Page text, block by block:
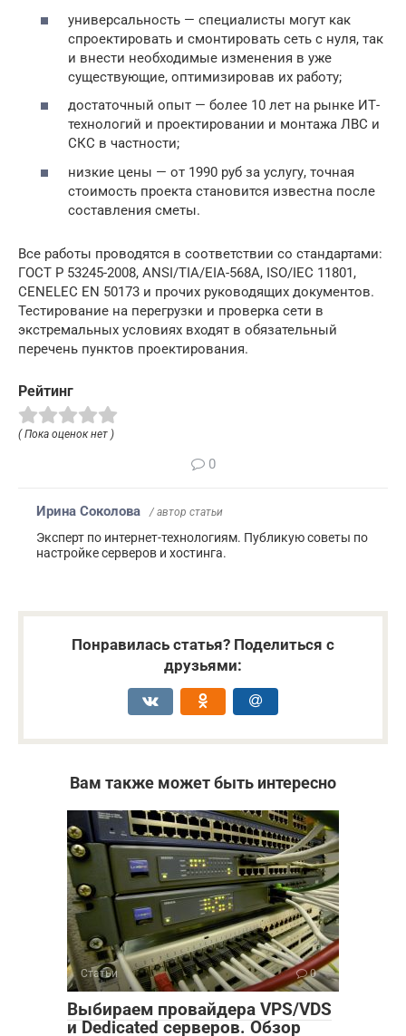
универсальность — специалисты могут как
спроектировать и смонтировать сеть с нуля, так
и внести необходимые изменения в уже
существующие, оптимизировав их работу;
достаточный опыт — более 10 лет на рынке ИТ-
технологий и проектировании и монтажа ЛВС и
СКС в частности;
низкие цены — от 1990 руб за услугу, точная
стоимость проекта становится известна после
составления сметы.
Все работы проводятся в соответствии со стандартами:
ГОСТ Р 53245-2008, ANSI/TIA/EIA-568A, ISO/IEC 11801,
CENELEC EN 50173 и прочих руководящих документов.
Тестирование на перегрузки и проверка сети в
экстремальных условиях входят в обязательный
перечень пунктов проектирования.
Рейтинг
( Пока оценок нет )
0
Ирина Соколова / автор статьи
Эксперт по интернет-технологиям. Публикую советы по
настройке серверов и хостинга.
Понравилась статья? Поделиться с
друзьями:
Вам также может быть интересно
Статьи 0
Выбираем провайдера VPS/VDS
и Dedicated серверов. Обзор